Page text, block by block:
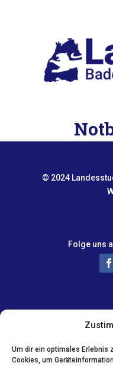
Um dir ein optimales Erlebnis
Cookies, um
© 2024
Folge uns